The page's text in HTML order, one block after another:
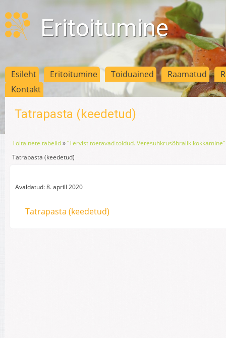
Eritoitumine
Esileht Eritoitumine Toiduained Raamatud
Kontakt
Tatrapasta (keedetud)
Toitainete tabelid»“Tervist toetavad toidud. Veresuhkrusõbralik
Tatrapasta (keedetud)
Avaldatud: 8. aprill 2020
Tatrapasta (keedetud)